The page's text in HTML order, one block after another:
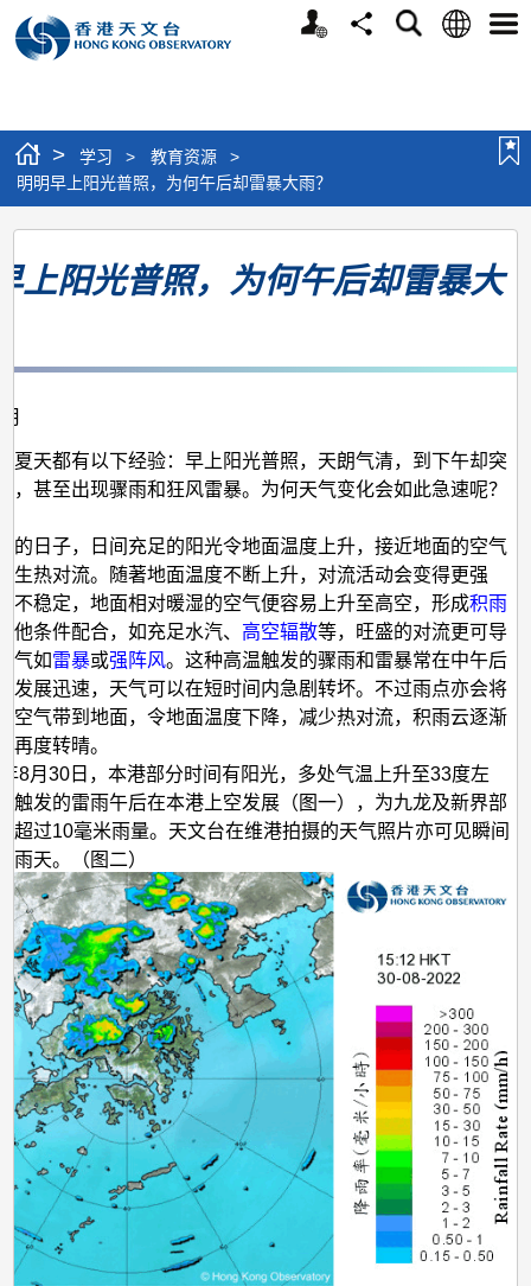
个
分
搜
语
选
> 学习 > 教育资源
>
明明早上阳光普照，为何午后却雷暴大雨？
明
明
光
普
照，
为
何
午
后
却
雷
暴
大
雨？
上阳光普照，为何午后却雷暴大
夏天都有以下经验：早上阳光普照，天朗气清，到下午却突
，甚至出现骤雨和狂风雷暴。为何天气变化会如此急速呢？
的日子，日间充足的阳光令地面温度上升，接近地面的空气
生热对流。随著地面温度不断上升，对流活动会变得更强
不稳定，地面相对暖湿的空气便容易上升至高空，形成积雨
他条件配合，如充足水汽、 高空辐散等，旺盛的对流更可导
气如雷暴或强阵风。这种高温触发的骤雨和雷暴常在中午后
发展迅速，天气可以在短时间内急剧转坏。不过雨点亦会将
空气带到地面，令地面温度下降，减少热对流，积雨云逐渐
再度转晴。
8月30日，本港部分时间有阳光，多处气温上升至33度左
触发的雷雨午后在本港上空发展（图一），为九龙及新界部
超过10毫米雨量。天文台在维港拍摄的天气照片亦可见瞬间
雨天。（图二）